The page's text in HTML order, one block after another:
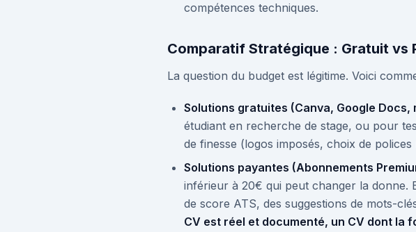
compétences techniques.
Comparatif Stratégique : Gratuit vs
La question du budget est légitime. Voici
Solutions gratuites (Canva, Google Docs,
étudiant en recherche de stage, ou pour
de finesse (logos imposés, choix de
Solutions payantes (Abonnements
inférieur à 20€ qui peut changer la donne.
de score ATS, des suggestions de mots-
CV est réel et documenté, un CV dont la